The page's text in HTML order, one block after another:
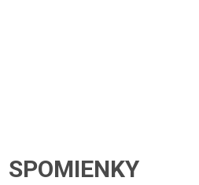
SPOMIENKY